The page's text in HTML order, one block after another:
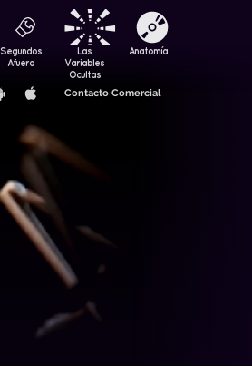
Segundos
Afuera
Las
Variables
Ocultas
Anatomía
Contacto Comercial